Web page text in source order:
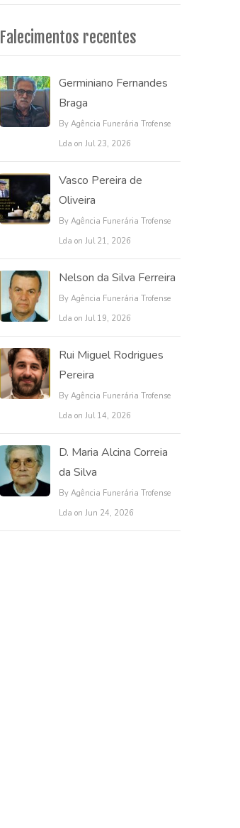
Falecimentos recentes
Germiniano Fernandes
Braga
By Agência Funerária Trofense
Lda on Jul 23, 2026
Vasco Pereira de
Oliveira
By Agência Funerária Trofense
Lda on Jul 21, 2026
Nelson da Silva Ferreira
By Agência Funerária Trofense
Lda on Jul 19, 2026
Rui Miguel Rodrigues
Pereira
By Agência Funerária Trofense
Lda on Jul 14, 2026
D. Maria Alcina Correia
da Silva
By Agência Funerária Trofense
Lda on Jun 24, 2026